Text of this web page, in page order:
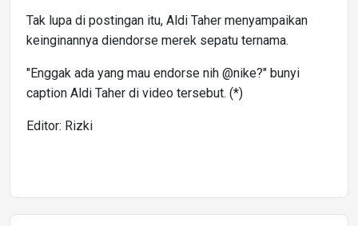
Tak lupa di postingan itu, Aldi Taher menyampaikan
keinginannya diendorse merek sepatu ternama.
"Enggak ada yang mau endorse nih @nike?" bunyi
caption Aldi Taher di video tersebut. (*)
Editor: Rizki